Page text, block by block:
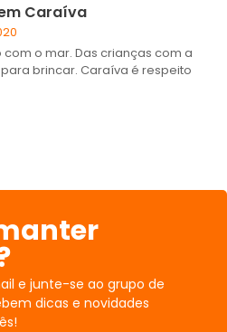
Caraíva
o mar. Das crianças com a
brincar. Caraíva é respeito
e junte-se ao grupo de
dicas e novidades